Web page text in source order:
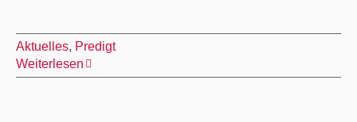
Aktuelles, Predigt
Weiterlesen